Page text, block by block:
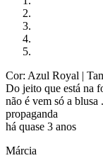
Cor: Azul Royal |
Do jeito que está na
não é vem só a blusa
propaganda
há quase 3 anos
Márcia